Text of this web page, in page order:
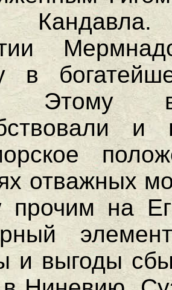
Кандавла.
в
Этому
и
отважных
прочим на
и выгоды